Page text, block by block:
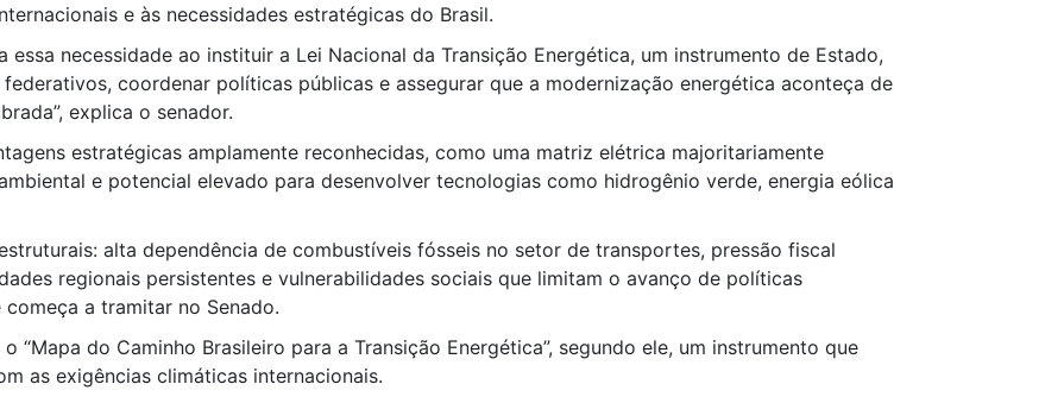
e às necessidades estratégicas do Brasil.
essa necessidade ao instituir a Lei Nacional da Transição Energética, um instrumento de Estado,
coordenar políticas públicas e assegurar que a modernização energética aconteça de
explica o senador.
estratégicas amplamente reconhecidas, como uma matriz elétrica majoritariamente
e potencial elevado para desenvolver tecnologias como hidrogênio verde, energia eólica
alta dependência de combustíveis fósseis no setor de transportes, pressão fiscal
regionais persistentes e vulnerabilidades sociais que limitam o avanço de políticas
a tramitar no Senado.
do Caminho Brasileiro para a Transição Energética”, segundo ele, um instrumento que
as exigências climáticas internacionais.